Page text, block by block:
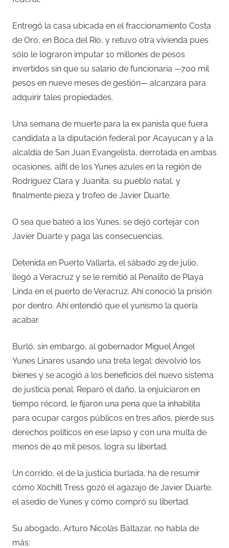
Entregó la casa ubicada en el fraccionamiento Costa
de Oro, en Boca del Río, y retuvo otra vivienda pues
sólo le lograron imputar 10 millones de pesos
invertidos sin que su salario de funcionaria —700 mil
pesos en nueve meses de gestión— alcanzara para
adquirir tales propiedades.
Una semana de muerte para la ex panista que fuera
candidata a la diputación federal por Acayucan y a la
alcaldía de San Juan Evangelista, derrotada en ambas
ocasiones, alfil de los Yunes azules en la región de
Rodríguez Clara y Juanita, su pueblo natal, y
finalmente pieza y trofeo de Javier Duarte.
O sea que bateó a los Yunes, se dejó cortejar con
Javier Duarte y paga las consecuencias.
Detenida en Puerto Vallarta, el sábado 29 de julio,
llegó a Veracruz y se le remitió al Penalito de Playa
Linda en el puerto de Veracruz. Ahí conoció la prisión
por dentro. Ahí entendió que el yunismo la quería
acabar.
Burló, sin embargo, al gobernador Miguel Ángel
Yunes Linares usando una treta legal: devolvió los
bienes y se acogió a los beneficios del nuevo sistema
de justicia penal. Reparó el daño, la enjuiciaron en
tiempo récord, le fijaron una pena que la inhabilita
para ocupar cargos públicos en tres años, pierde sus
derechos políticos en ese lapso y con una multa de
menos de 40 mil pesos, logra su libertad.
Un corrido, el de la justicia burlada, ha de resumir
cómo Xóchitl Tress gozó el agazajo de Javier Duarte,
el asedio de Yunes y cómo compró su libertad.
Su abogado, Arturo Nicolás Baltazar, no habla de
más: